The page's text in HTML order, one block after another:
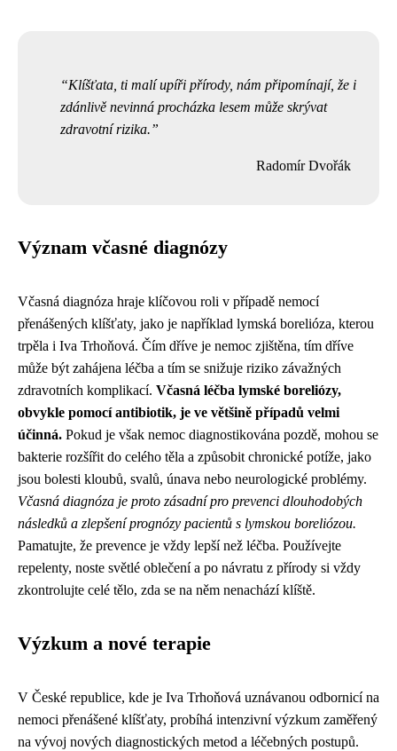
Klíšťata, ti malí upíři přírody, nám připomínají, že i
zdánlivě nevinná procházka lesem může skrývat
zdravotní rizika.
Radomír Dvořák
Význam včasné diagnózy
Včasná diagnóza hraje klíčovou roli v případě nemocí
přenášených klíšťaty, jako je například lymská borelióza, kterou
trpěla i Iva Trhoňová. Čím dříve je nemoc zjištěna, tím dříve
může být zahájena léčba a tím se snižuje riziko závažných
zdravotních komplikací. Včasná léčba lymské boreliózy,
obvykle pomocí antibiotik, je ve většině případů velmi
účinná. Pokud je však nemoc diagnostikována pozdě, mohou se
bakterie rozšířit do celého těla a způsobit chronické potíže, jako
jsou bolesti kloubů, svalů, únava nebo neurologické problémy.
Včasná diagnóza je proto zásadní pro prevenci dlouhodobých
následků a zlepšení prognózy pacientů s lymskou boreliózou.
Pamatujte, že prevence je vždy lepší než léčba. Používejte
repelenty, noste světlé oblečení a po návratu z přírody si vždy
zkontrolujte celé tělo, zda se na něm nenachází klíště.
Výzkum a nové terapie
V České republice, kde je Iva Trhoňová uznávanou odbornicí na
nemoci přenášené klíšťaty, probíhá intenzivní výzkum zaměřený
na vývoj nových diagnostických metod a léčebných postupů.